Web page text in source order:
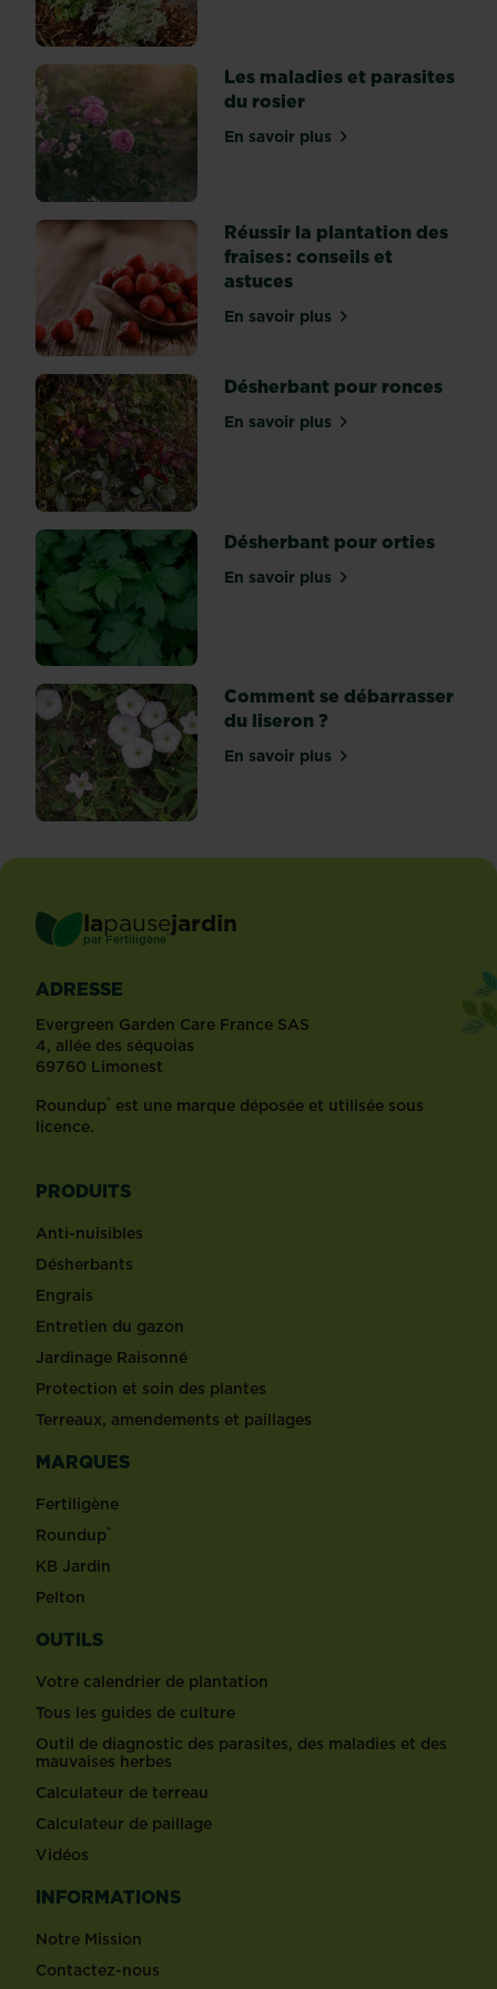
donne
un
coup
d’éclat
à
nos
assiettes
avec
ses
couleurs
pimpantes
rouge,
jaune,
orange,
et
même
verte
ou
noire.
Pour
en
découvrir
toutes
les...
Les maladies et parasites
du rosier
En savoir plussur Les maladies et
Réussir la plantation des
fraises : conseils et
astuces
En savoir plussur Réussir la plantation
Désherbant pour ronces
En savoir plussur Désherbant pour
Désherbant pour orties
En savoir plussur Désherbant pour
Comment se débarrasser
du liseron ?
En savoir plussur Comment se
lapausejardin
par Fertiligène ®
ADRESSE
Evergreen Garden Care France SAS
4, allée des séquoias
69760 Limonest
Roundup® est une marque déposée et utilisée sous
licence.
PRODUITS
Anti-nuisibles
Désherbants
Engrais
Entretien du gazon
Jardinage Raisonné
Protection et soin des plantes
Terreaux, amendements et paillages
MARQUES
Fertiligène
Roundup®
KB Jardin
Pelton
OUTILS
Votre calendrier de plantation
Tous les guides de culture
Outil de diagnostic des parasites, des maladies et des
mauvaises herbes
Calculateur de terreau
Calculateur de paillage
Vidéos
INFORMATIONS
Notre Mission
Contactez-nous